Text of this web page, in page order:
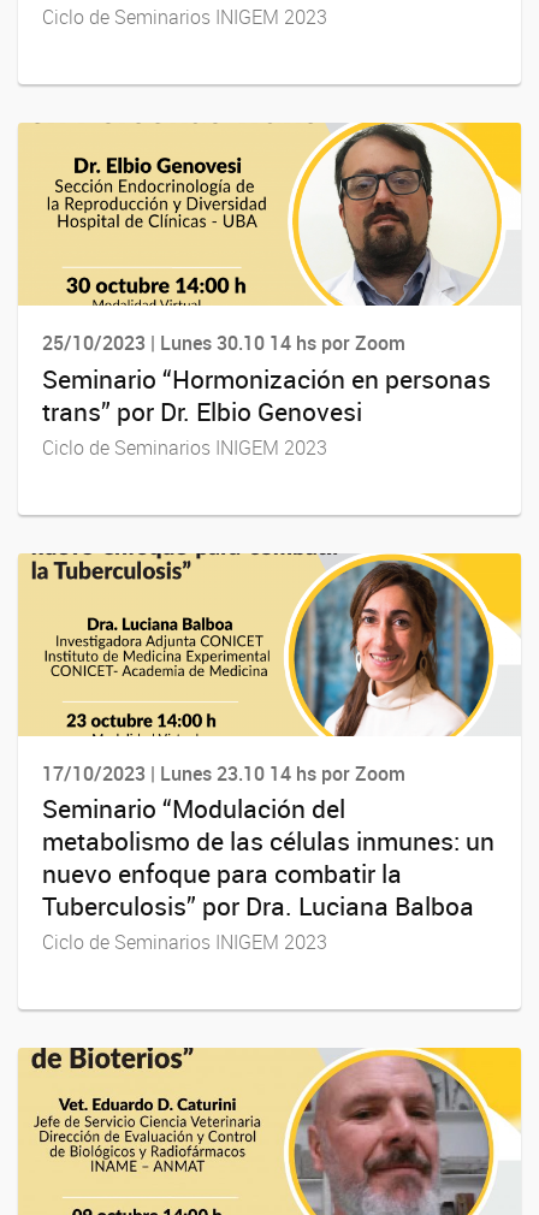
Ciclo de Seminarios INIGEM 2023
25/10/2023 | Lunes 30.10 14 hs por Zoom
Seminario “Hormonización en personas
trans” por Dr. Elbio Genovesi
Ciclo de Seminarios INIGEM 2023
17/10/2023 | Lunes 23.10 14 hs por Zoom
Seminario “Modulación del
metabolismo de las células inmunes: un
nuevo enfoque para combatir la
Tuberculosis” por Dra. Luciana Balboa
Ciclo de Seminarios INIGEM 2023